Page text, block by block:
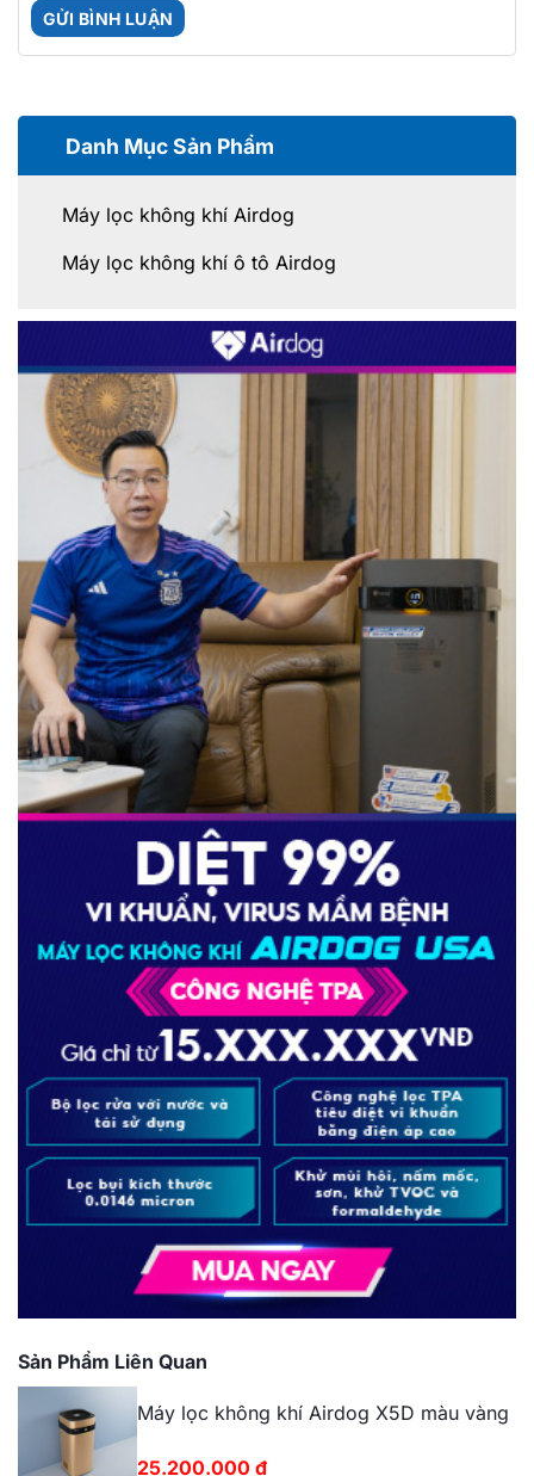
Danh Mục Sản Phẩm
Máy lọc không khí Airdog
Máy lọc không khí ô tô Airdog
Sản Phẩm Liên Quan
Máy lọc không khí Airdog X5D màu vàng
25.200.000 ₫